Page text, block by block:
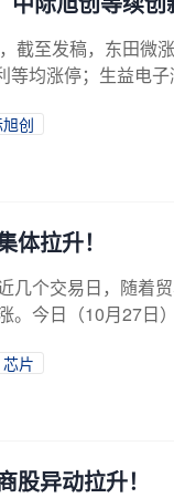
截至发稿，东田微
等均涨停；生益电
创
拉升！
几个交易日，随着
。今日（10月27日
芯片
异动拉升！